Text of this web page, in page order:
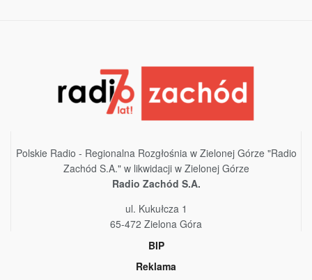
Polskie Radio - Regionalna Rozgłośnia w Zielonej Górze "Radio
Zachód S.A." w likwidacji w Zielonej Górze
Radio Zachód S.A.
ul. Kukułcza 1
65-472 Zielona Góra
BIP
Reklama